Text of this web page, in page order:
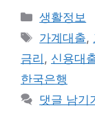
카
테
리
생활정보
태
그
가계대출,
금리 , 신용대
한국은행
댓글 남기